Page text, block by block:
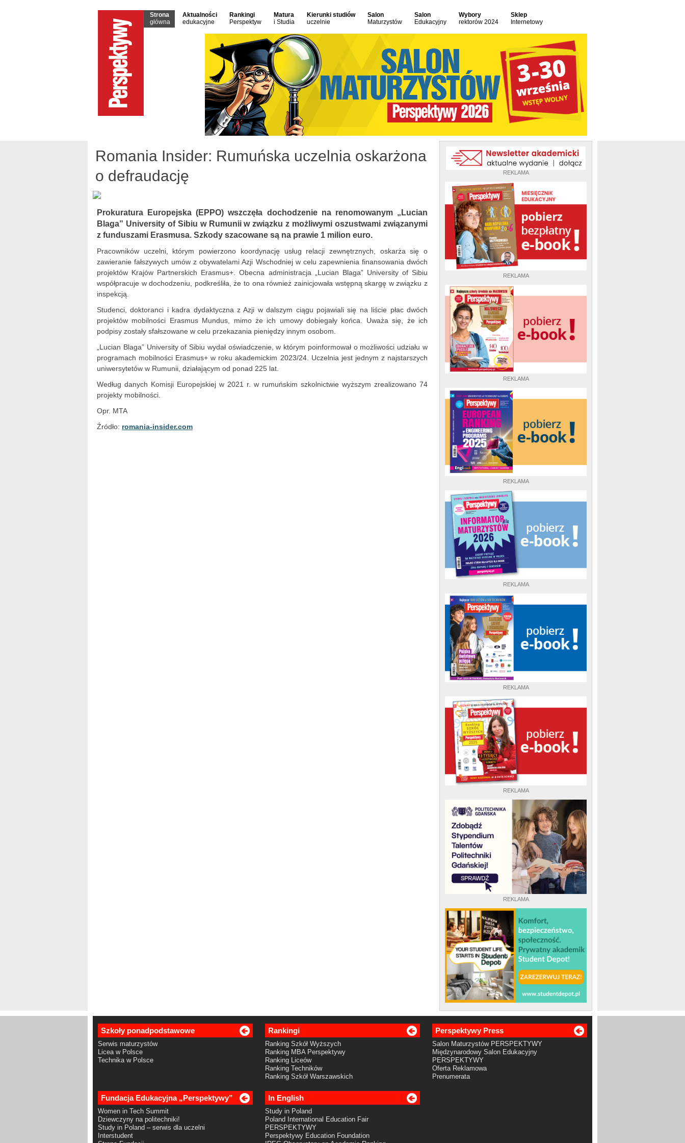
Strona
główna
Aktualności
edukacyjne
Rankingi
Perspektyw
Matura
i Studia
Kierunki studiów
uczelnie
Salon
Maturzystów
Salon
Edukacyjny
Wybory
rektorów 2024
Sklep
Internetowy
REKLAMA
REKLAMA
REKLAMA
REKLAMA
REKLAMA
REKLAMA
REKLAMA
REKLAMA
Romania Insider: Rumuńska uczelnia oskarżona
o defraudację
Prokuratura Europejska (EPPO) wszczęła dochodzenie na renomowanym „Lucian
Blaga” University of Sibiu w Rumunii w związku z możliwymi oszustwami związanymi
z funduszami Erasmusa. Szkody szacowane są na prawie 1 milion euro.
Pracowników uczelni, którym powierzono koordynację usług relacji zewnętrznych, oskarża się o
zawieranie fałszywych umów z obywatelami Azji Wschodniej w celu zapewnienia finansowania dwóch
projektów Krajów Partnerskich Erasmus+. Obecna administracja „Lucian Blaga” University of Sibiu
współpracuje w dochodzeniu, podkreśliła, że to ona również zainicjowała wstępną skargę w związku z
inspekcją.
Studenci, doktoranci i kadra dydaktyczna z Azji w dalszym ciągu pojawiali się na liście płac dwóch
projektów mobilności Erasmus Mundus, mimo że ich umowy dobiegały końca. Uważa się, że ich
podpisy zostały sfałszowane w celu przekazania pieniędzy innym osobom.
„Lucian Blaga” University of Sibiu wydał oświadczenie, w którym poinformował o możliwości udziału w
programach mobilności Erasmus+ w roku akademickim 2023/24. Uczelnia jest jednym z najstarszych
uniwersytetów w Rumunii, działającym od ponad 225 lat.
Według danych Komisji Europejskiej w 2021 r. w rumuńskim szkolnictwie wyższym zrealizowano 74
projekty mobilności.
Opr. MTA
Źródło: romania-insider.com
Szkoły ponadpodstawowe
Serwis maturzystów
Licea w Polsce
Technika w Polsce
Rankingi
Ranking Szkół Wyższych
Ranking MBA Perspektywy
Ranking Liceów
Ranking Techników
Ranking Szkół Warszawskich
Perspektywy Press
Salon Maturzystów PERSPEKTYWY
Międzynarodowy Salon Edukacyjny
PERSPEKTYWY
Oferta Reklamowa
Prenumerata
Fundacja Edukacyjna „Perspektywy”
Women in Tech Summit
Dziewczyny na politechniki!
Study in Poland – serwis dla uczelni
Interstudent
In English
Study in Poland
Poland International Education Fair
PERSPEKTYWY
Perspektywy Education Foundation